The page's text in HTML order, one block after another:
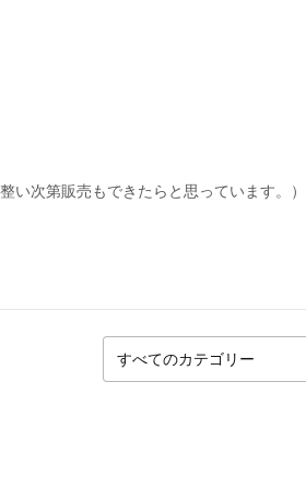
次第販売もできたらと思っています。）